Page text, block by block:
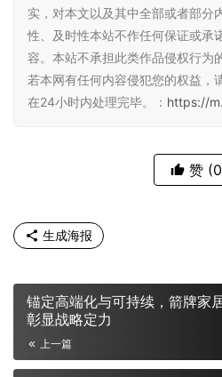
实，对本文以及其中全部或者部分
性、及时性本站不作任何保证或承
容。本站不承担此类作品侵权行为
若本网有任何内容侵犯您的权益，
在24小时内处理完毕。： https://
赞
生成海报
锚定高端化与可持续，箭牌家
彰显战略定力
上一篇